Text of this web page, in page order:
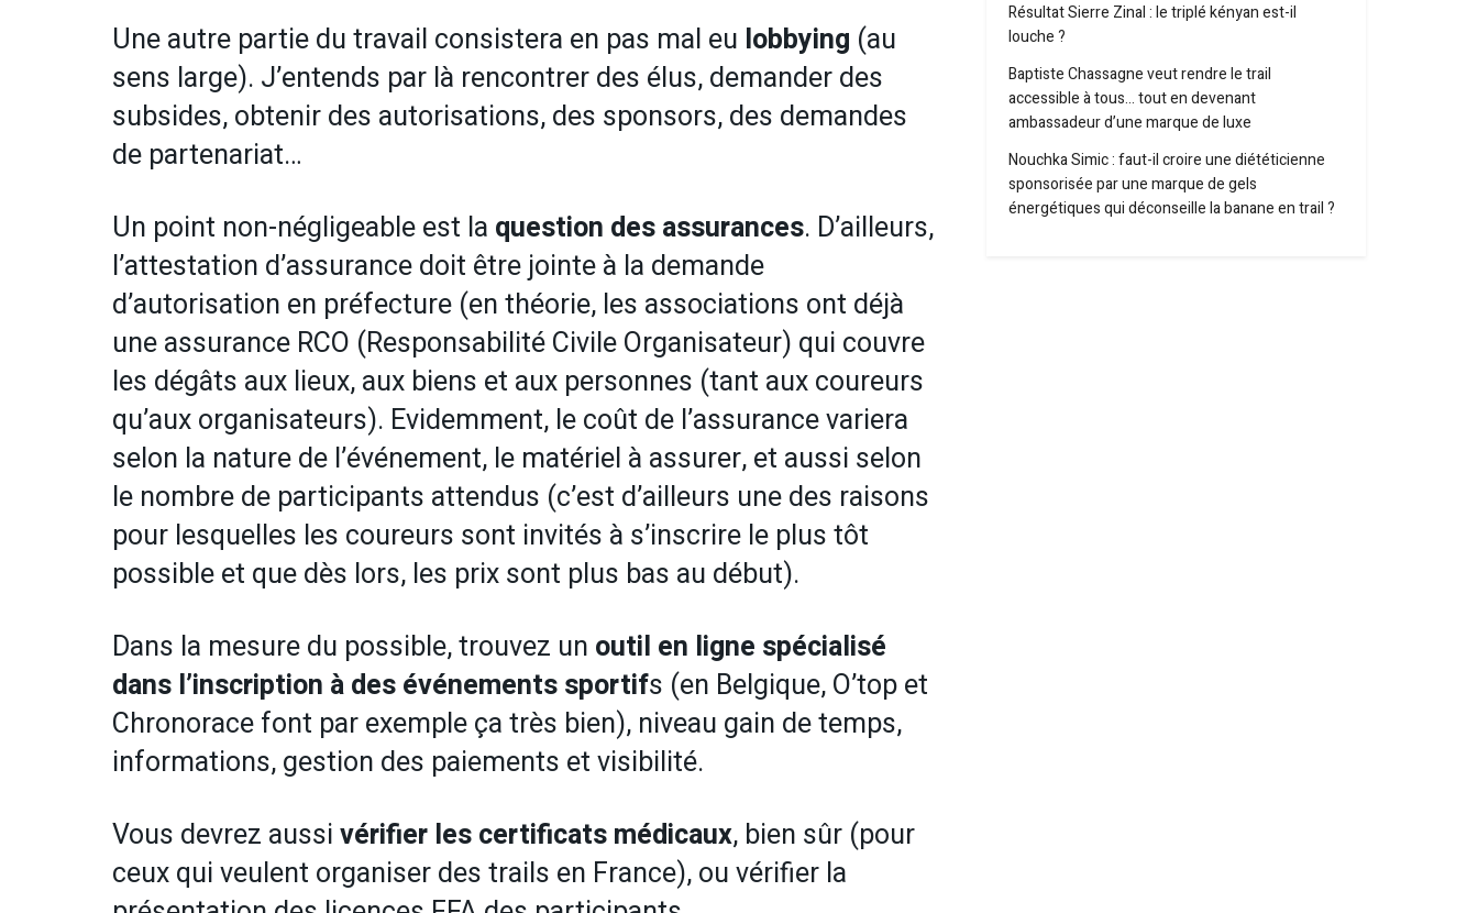
Une autre partie du travail consistera en pas mal eu lobbying (au
sens large). J’entends par là rencontrer des élus, demander des
subsides, obtenir des autorisations, des sponsors, des demandes
de partenariat…
Un point non-négligeable est la question des assurances. D’ailleurs,
l’attestation d’assurance doit être jointe à la demande
d’autorisation en préfecture (en théorie, les associations ont déjà
une assurance RCO (Responsabilité Civile Organisateur) qui couvre
les dégâts aux lieux, aux biens et aux personnes (tant aux coureurs
qu’aux organisateurs). Evidemment, le coût de l’assurance variera
selon la nature de l’événement, le matériel à assurer, et aussi selon
le nombre de participants attendus (c’est d’ailleurs une des raisons
pour lesquelles les coureurs sont invités à s’inscrire le plus tôt
possible et que dès lors, les prix sont plus bas au début).
Dans la mesure du possible, trouvez un outil en ligne spécialisé
dans l’inscription à des événements sportifs (en Belgique, O’top et
Chronorace font par exemple ça très bien), niveau gain de temps,
informations, gestion des paiements et visibilité.
Vous devrez aussivérifier les certificats médicaux, bien sûr (pour
ceux qui veulent organiser des trails en France), ou vérifier la
Résultat Sierre Zinal : le triplé kényan est-il
louche ?
Baptiste Chassagne veut rendre le trail
accessible à tous… tout en devenant
ambassadeur d’une marque de luxe
Nouchka Simic : faut-il croire une diététicienne
sponsorisée par une marque de gels
énergétiques qui déconseille la banane en trail ?